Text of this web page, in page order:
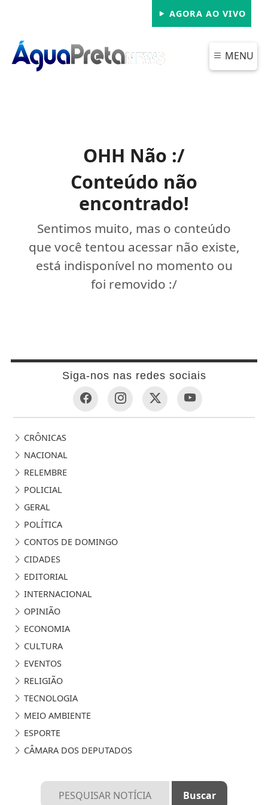
AGORA AO VIVO
MENU
OHH Não :/
Conteúdo não
encontrado!
Sentimos muito, mas o conteúdo
que você tentou acessar não existe,
está indisponível no momento ou
foi removido :/
Siga-nos nas redes sociais
CRÔNICAS
NACIONAL
RELEMBRE
POLICIAL
GERAL
POLÍTICA
CONTOS DE DOMINGO
CIDADES
EDITORIAL
INTERNACIONAL
OPINIÃO
ECONOMIA
CULTURA
EVENTOS
RELIGIÃO
TECNOLOGIA
MEIO AMBIENTE
ESPORTE
CÂMARA DOS DEPUTADOS